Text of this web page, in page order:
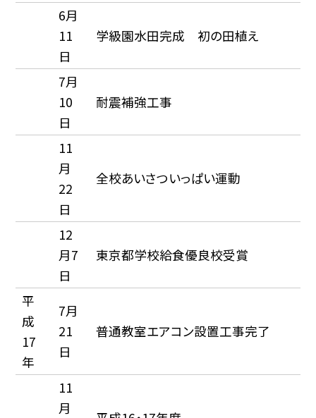
6月
11
日
学級園水田完成 初の田植え
7月
10
日
耐震補強工事
11
月
22
日
全校あいさついっぱい運動
12
月7
日
東京都学校給食優良校受賞
平
成
17
年
7月
21
日
普通教室エアコン設置工事完了
11
月